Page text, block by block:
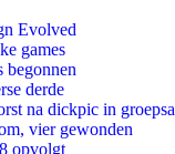
Evolved
games
begonnen
derde
na dickpic in
vier gewonden
opvolgt